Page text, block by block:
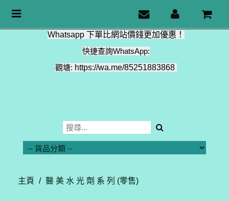
Whatsapp 下單比網站價錢更加優惠！
快捷查詢WhatsApp:
觀塘: https://wa.me/85251883868
Toggle
主頁 / 醫 美 水 光 劑 系 列 (零售)